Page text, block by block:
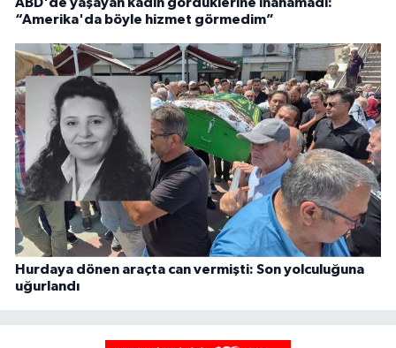
“Amerika'da böyle hizmet görmedim”
Hurdaya dönen araçta can vermişti: Son yolculuğuna
uğurlandı